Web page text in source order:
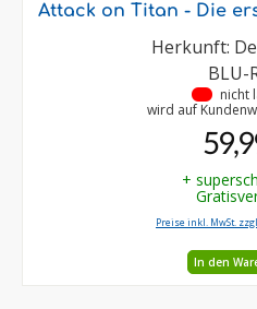
Attack on Titan - Die
Herkunft:
BLU-
nicht
wird auf
+
Preise inkl. MwSt.
In den